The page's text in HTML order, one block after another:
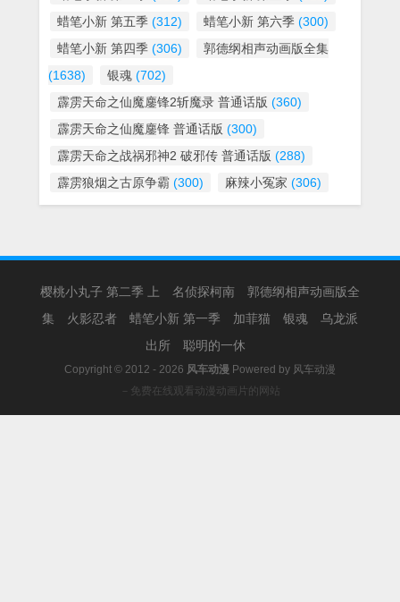
蜡笔小新 第五季 (312) 蜡笔小新 第六季 (300)
蜡笔小新 第四季 (306)
郭德纲相声动画版全集
(1638)
银魂 (702)
霹雳天命之仙魔鏖锋2斩魔录 普通话版 (360)
霹雳天命之仙魔鏖锋 普通话版 (300)
霹雳天命之战祸邪神2 破邪传 普通话版 (288)
霹雳狼烟之古原争霸 (300) 麻辣小冤家 (306)
樱桃小丸子 第二季 上 名侦探柯南
郭德纲相声动画版全
集
火影忍者 蜡笔小新 第一季 加菲猫 银魂
乌龙派
出所
聪明的一休
Copyright © 2012 - 2026 风车动漫 Powered by 风车动漫
－免费在线观看动漫动画片的网站